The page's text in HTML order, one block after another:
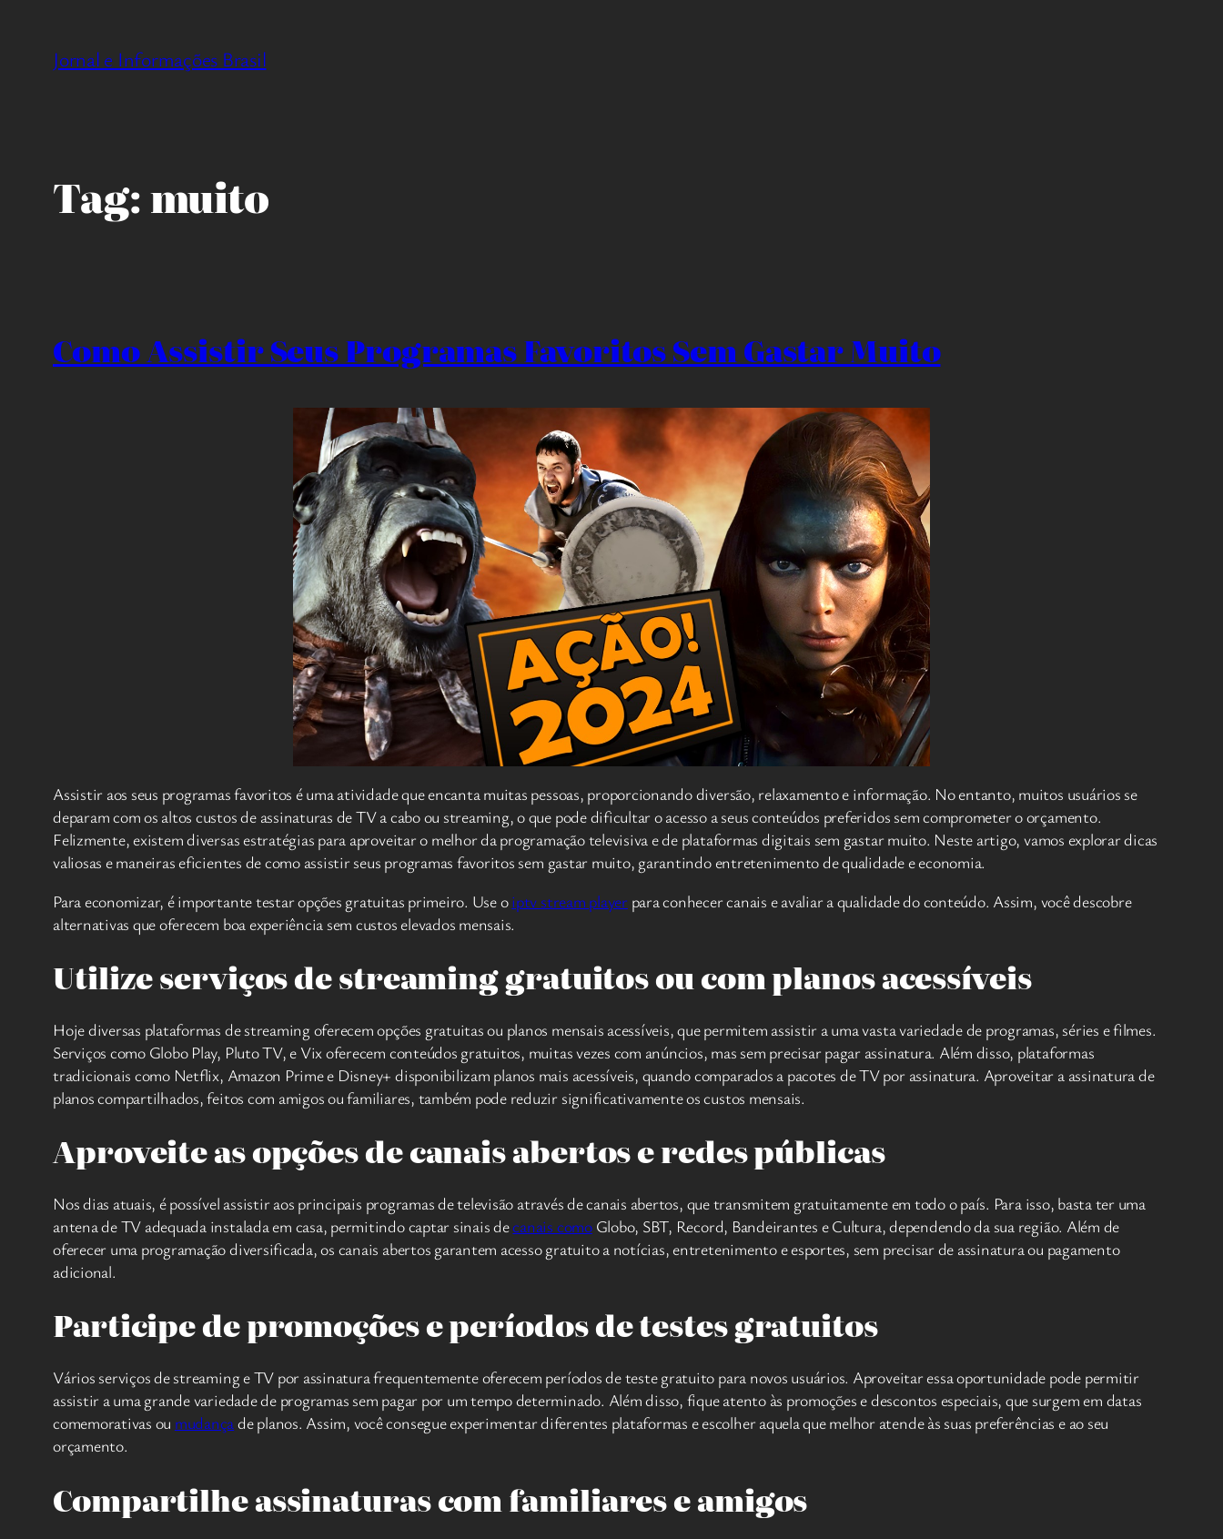
Jornal e Informações Brasil
Tag:muito
Como Assistir Seus Programas Favoritos Sem Gastar Muito
Assistir aos seus programas favoritos é uma atividade que encanta muitas pessoas, proporcionando diversão, relaxamento e informação. No entanto, muitos usuários se
deparam com os altos custos de assinaturas de TV a cabo ou streaming, o que pode dificultar o acesso a seus conteúdos preferidos sem comprometer o orçamento.
Felizmente, existem diversas estratégias para aproveitar o melhor da programação televisiva e de plataformas digitais sem gastar muito. Neste artigo, vamos explorar dicas
valiosas e maneiras eficientes de como assistir seus programas favoritos sem gastar muito, garantindo entretenimento de qualidade e economia.
Para economizar, é importante testar opções gratuitas primeiro. Use oiptv stream player para conhecer canais e avaliar a qualidade do conteúdo. Assim, você descobre
alternativas que oferecem boa experiência sem custos elevados mensais.
Utilize serviços de streaming gratuitos ou com planos acessíveis
Hoje diversas plataformas de streaming oferecem opções gratuitas ou planos mensais acessíveis, que permitem assistir a uma vasta variedade de programas, séries e filmes.
Serviços como Globo Play, Pluto TV, e Vix oferecem conteúdos gratuitos, muitas vezes com anúncios, mas sem precisar pagar assinatura. Além disso, plataformas
tradicionais como Netflix, Amazon Prime e Disney+ disponibilizam planos mais acessíveis, quando comparados a pacotes de TV por assinatura. Aproveitar a assinatura de
planos compartilhados, feitos com amigos ou familiares, também pode reduzir significativamente os custos mensais.
Aproveite as opções de canais abertos e redes públicas
Nos dias atuais, é possível assistir aos principais programas de televisão através de canais abertos, que transmitem gratuitamente em todo o país. Para isso, basta ter uma
antena de TV adequada instalada em casa, permitindo captar sinais decanais comoGlobo, SBT, Record, Bandeirantes e Cultura, dependendo da sua região. Além de
oferecer uma programação diversificada, os canais abertos garantem acesso gratuito a notícias, entretenimento e esportes, sem precisar de assinatura ou pagamento
adicional.
Participe de promoções e períodos de testes gratuitos
Vários serviços de streaming e TV por assinatura frequentemente oferecem períodos de teste gratuito para novos usuários. Aproveitar essa oportunidade pode permitir
assistir a uma grande variedade de programas sem pagar por um tempo determinado. Além disso, fique atento às promoções e descontos especiais, que surgem em datas
comemorativas ou mudançade planos. Assim, você consegue experimentar diferentes plataformas e escolher aquela que melhor atende às suas preferências e ao seu
orçamento.
Compartilhe assinaturas com familiares e amigos